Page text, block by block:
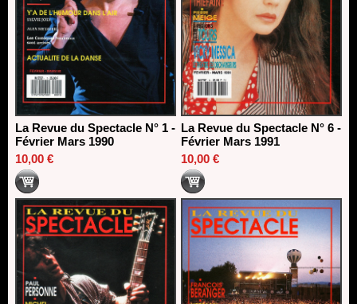
La Revue du Spectacle N° 1 -
Février Mars 1990
10,00 €
La Revue du Spectacle N° 6 -
Février Mars 1991
10,00 €